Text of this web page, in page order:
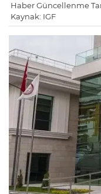
Haber Güncellenme
Kaynak: IGF